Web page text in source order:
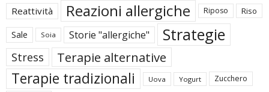
Reattività Reazioni allergiche Riposo Riso
Sale Soia Storie "allergiche" Strategie
Stress Terapie alternative
Terapie tradizionali Uova Yogurt Zucchero